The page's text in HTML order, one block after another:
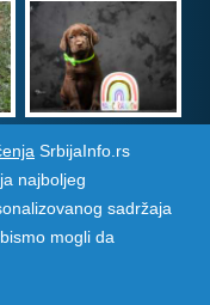
Pogledajte i
SrbijaInfo.rs
najboljeg
sadržaja
mogli da